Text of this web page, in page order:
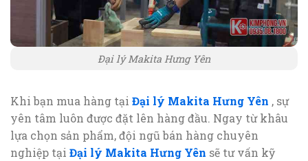
Đại lý Makita Hưng Yên
Khi bạn mua hàng tại Đại lý Makita Hưng Yên , sự
yên tâm luôn được đặt lên hàng đầu. Ngay từ khâu
lựa chọn sản phẩm, đội ngũ bán hàng chuyên
nghiệp tại Đại lý Makita Hưng Yên sẽ tư vấn kỹ